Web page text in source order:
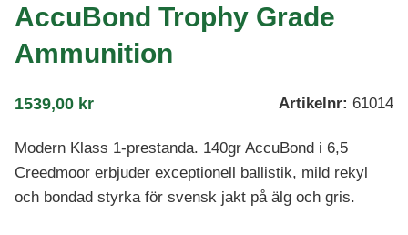
AccuBond Trophy Grade
Ammunition
1539,00 kr Artikelnr: 61014
Modern Klass 1-prestanda. 140gr AccuBond i 6,5
Creedmoor erbjuder exceptionell ballistik, mild rekyl
och bondad styrka för svensk jakt på älg och gris.